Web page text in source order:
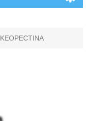
KEOPECTINA